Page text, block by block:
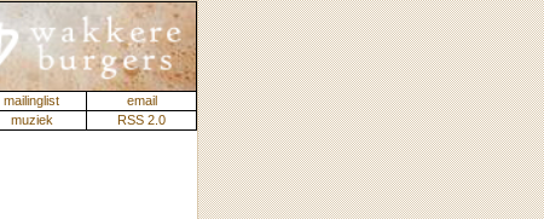
mailinglist
email
muziek RSS 2.0